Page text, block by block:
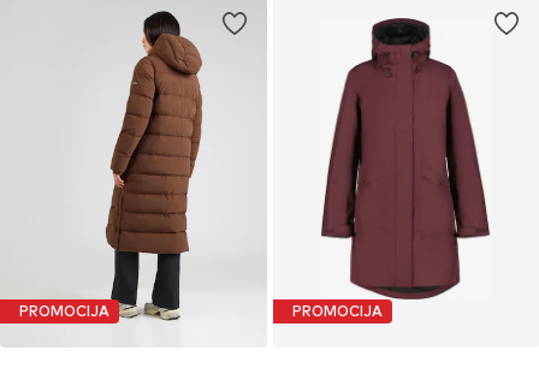
PROMOCIJA PROMOCIJA